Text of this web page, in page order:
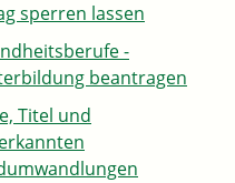
sperren lassen
-
beantragen
Titel und